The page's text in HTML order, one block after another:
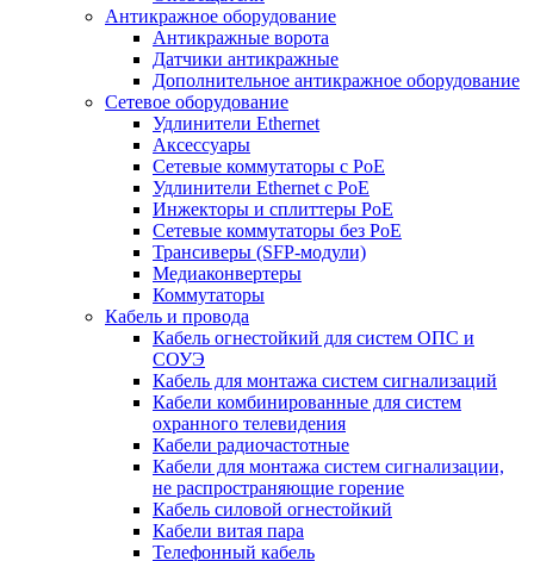
Антикражное оборудование
Антикражные ворота
Датчики антикражные
Дополнительное антикражное оборудование
Сетевое оборудование
Удлинители Ethernet
Аксессуары
Сетевые коммутаторы с РоЕ
Удлинители Ethernet с PoE
Инжекторы и сплиттеры РоЕ
Сетевые коммутаторы без РоЕ
Трансиверы (SFP-модули)
Медиаконвертеры
Коммутаторы
Кабель и провода
Кабель огнестойкий для систем ОПС и
СОУЭ
Кабель для монтажа систем сигнализаций
Кабели комбинированные для систем
охранного телевидения
Кабели радиочастотные
Кабели для монтажа систем сигнализации,
не распространяющие горение
Кабель силовой огнестойкий
Кабели витая пара
Телефонный кабель